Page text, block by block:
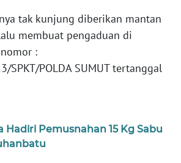
tak kunjung diberikan mantan
membuat pengaduan di
:
SPKT/POLDA SUMUT tertanggal
Hadiri Pemusnahan 15 Kg Sabu